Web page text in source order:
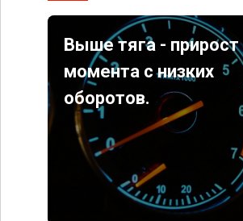
Выше тяга - прирост
момента с низких
оборотов.